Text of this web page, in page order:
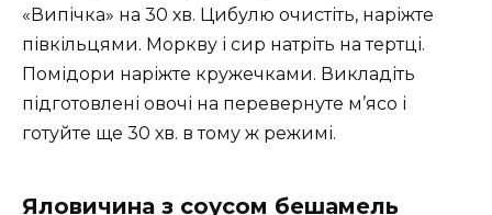
«Випічка» на 30 хв. Цибулю очистіть, наріжте
півкільцями. Моркву і сир натріть на тертці.
Помідори наріжте кружечками. Викладіть
підготовлені овочі на перевернуте м’ясо і
готуйте ще 30 хв. в тому ж режимі.
Яловичина з соусом бешамель